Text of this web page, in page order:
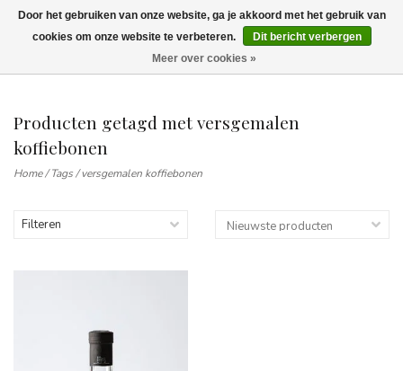
Wij leveren tot aan uw deur. Afhalen is mogelijk.
Producten getagd met versgemalen
koffiebonen
Home/Tags/versgemalen koffiebonen
Filteren
Door het gebruiken van onze website, ga je akkoord met het gebruik van
cookies om onze website te verbeteren.
Dit bericht verbergen
Meer over cookies »